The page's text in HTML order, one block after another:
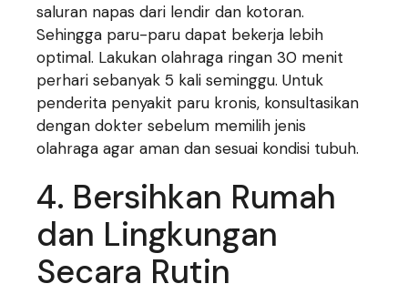
saluran napas dari lendir dan kotoran.
Sehingga paru-paru dapat bekerja lebih
optimal. Lakukan olahraga ringan 30 menit
perhari sebanyak 5 kali seminggu. Untuk
penderita penyakit paru kronis, konsultasikan
dengan dokter sebelum memilih jenis
olahraga agar aman dan sesuai kondisi tubuh.
4. Bersihkan Rumah
dan Lingkungan
Secara Rutin